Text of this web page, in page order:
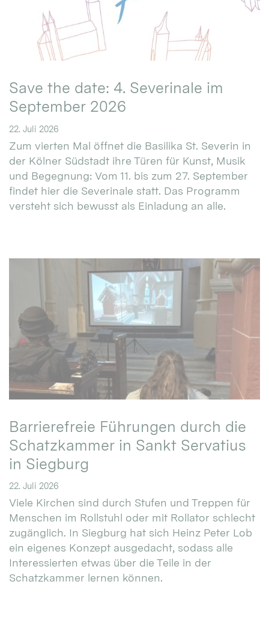
Save the date: 4. Severinale im
September 2026
22. Juli 2026
Zum vierten Mal öffnet die Basilika St. Severin in
der Kölner Südstadt ihre Türen für Kunst, Musik
und Begegnung: Vom 11. bis zum 27. September
findet hier die Severinale statt. Das Programm
versteht sich bewusst als Einladung an alle.
Barrierefreie Führungen durch die
Schatzkammer in Sankt Servatius
in Siegburg
22. Juli 2026
Viele Kirchen sind durch Stufen und Treppen für
Menschen im Rollstuhl oder mit Rollator schlecht
zugänglich. In Siegburg hat sich Heinz Peter Lob
ein eigenes Konzept ausgedacht, sodass alle
Interessierten etwas über die Teile in der
Schatzkammer lernen können.